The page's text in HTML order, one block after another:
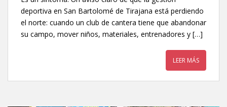
deportiva en San Bartolomé de Tirajana está perdiendo
el norte: cuando un club de cantera tiene que abandonar
su campo, mover niños, materiales, entrenadores y […]
LEER MÁS